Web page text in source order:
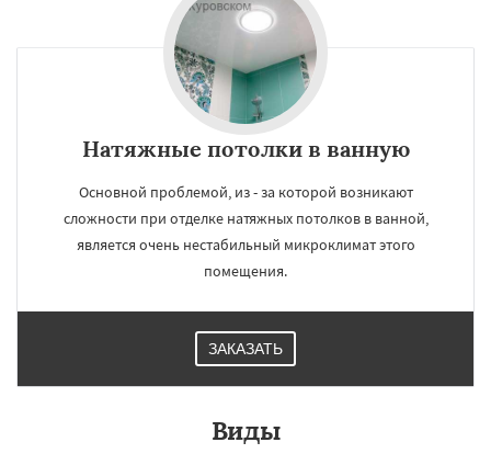
Натяжные потолки в ванную
Основной проблемой, из - за которой возникают
сложности при отделке натяжных потолков в ванной,
является очень нестабильный микроклимат этого
помещения.
ЗАКАЗАТЬ
Виды